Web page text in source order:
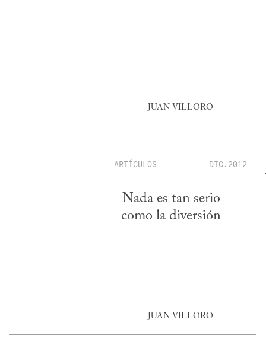
JUAN VILLORO
ARTÍCULOS DIC.2012
Nada es tan serio
como la diversión
JUAN VILLORO